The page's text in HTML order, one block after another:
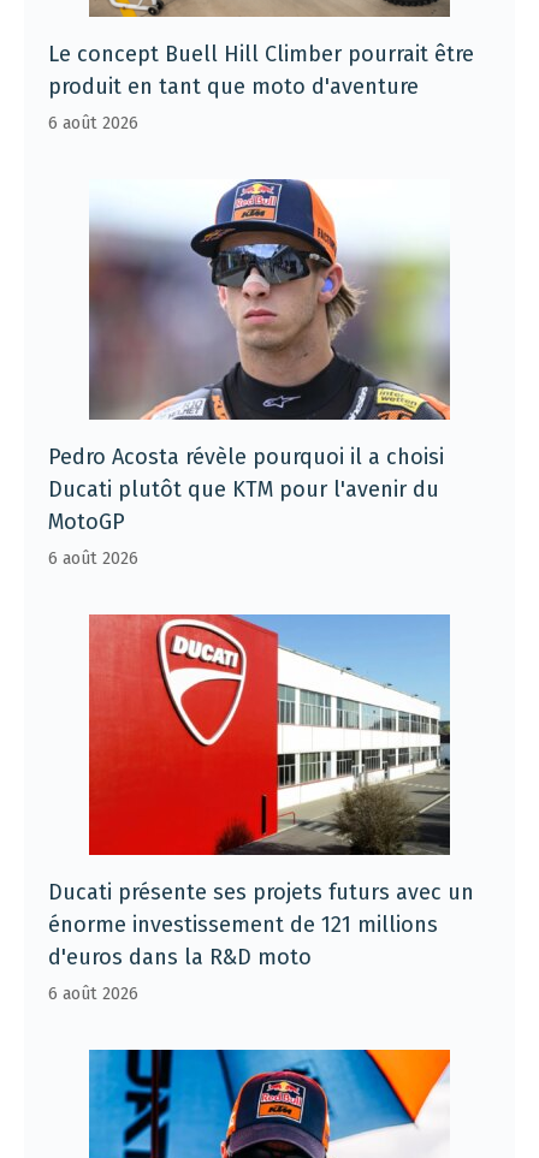
Le concept Buell Hill Climber pourrait être
produit en tant que moto d'aventure
6 août 2026
Pedro Acosta révèle pourquoi il a choisi
Ducati plutôt que KTM pour l'avenir du
MotoGP
6 août 2026
Ducati présente ses projets futurs avec un
énorme investissement de 121 millions
d'euros dans la R&D moto
6 août 2026